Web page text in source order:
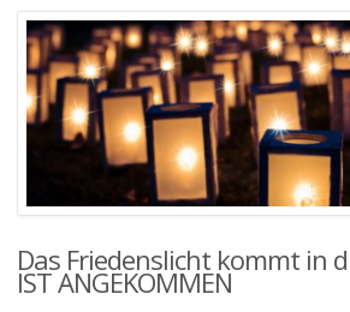
Das Friedenslicht kommt in
IST ANGEKOMMEN